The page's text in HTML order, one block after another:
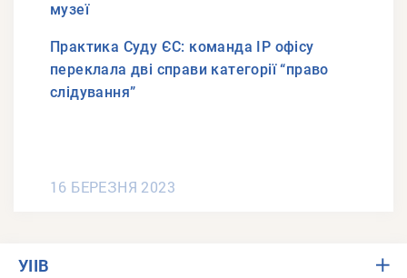
музеї
Практика Суду ЄС: команда ІР офісу
переклала дві справи категорії “право
слідування”
16 БЕРЕЗНЯ 2023
УІІВ